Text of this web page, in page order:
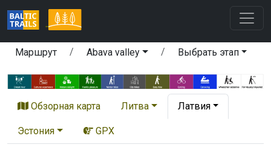
Маршрут Abava valley Выбрать этап
Обзорная карта Литва Латвия
Эстония GPX